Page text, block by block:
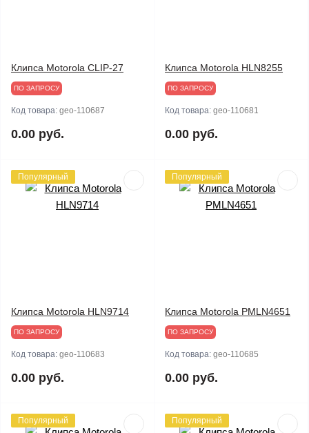
Клипса Motorola CLIP-27
ПО ЗАПРОСУ
Код товара: geo-110687
0.00 руб.
Клипса Motorola HLN8255
ПО ЗАПРОСУ
Код товара: geo-110681
0.00 руб.
Популярный
Клипса Motorola HLN9714
ПО ЗАПРОСУ
Код товара: geo-110683
0.00 руб.
Популярный
Клипса Motorola PMLN4651
ПО ЗАПРОСУ
Код товара: geo-110685
0.00 руб.
Популярный Популярный